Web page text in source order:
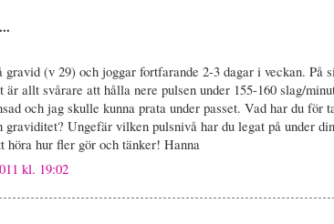
gravid (v 29) och joggar fortfarande 2-3 dagar i veckan. På
är allt svårare att hålla nere pulsen under 155-160 slag/
och jag skulle kunna prata under passet. Vad har du för
graviditet? Ungefär vilken pulsnivå har du legat på under
höra hur fler gör och tänker! Hanna
kl. 19:02